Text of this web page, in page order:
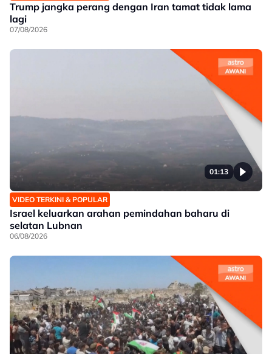
Trump jangka perang dengan Iran tamat tidak lama
lagi
07/08/2026
01:13
VIDEO TERKINI & POPULAR
Israel keluarkan arahan pemindahan baharu di
selatan Lubnan
06/08/2026